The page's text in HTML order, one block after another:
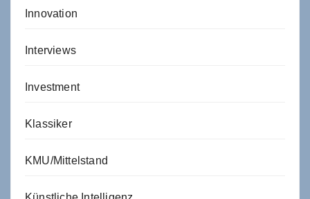
Innovation
Interviews
Investment
Klassiker
KMU/Mittelstand